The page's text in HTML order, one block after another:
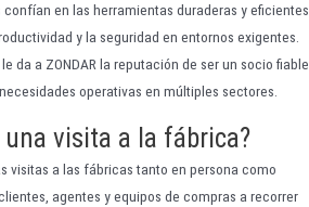
en las herramientas duraderas y eficientes
y la seguridad en entornos exigentes.
da a ZONDAR la reputación de ser un socio fiable
operativas en múltiples sectores.
visita a la fábrica?
visitas a las fábricas tanto en persona como
agentes y equipos de compras a recorrer